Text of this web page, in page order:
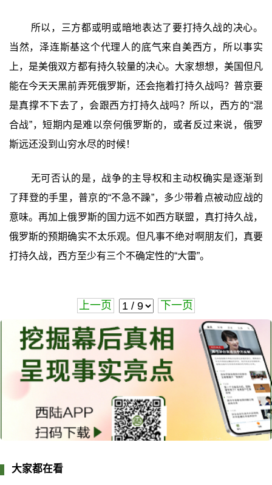
所以，三方都或明或暗地表达了要打持久战的决心。
当然，泽连斯基这个代理人的底气来自美西方，所以事实
上，是美俄双方都有持久较量的决心。大家想想，美国但凡
能在今天天黑前弄死俄罗斯，还会拖着打持久战吗？普京要
是真撑不下去了，会跟西方打持久战吗？所以，西方的“混
合战”，短期内是难以奈何俄罗斯的，或者反过来说，俄罗
斯远还没到山穷水尽的时候！
无可否认的是，战争的主导权和主动权确实是逐渐到
了拜登的手里，普京的“不急不躁”，多少带着点被动应战的
意味。再加上俄罗斯的国力远不如西方联盟，真打持久战，
俄罗斯的预期确实不太乐观。但凡事不绝对啊朋友们，真要
打持久战，西方至少有三个不确定性的“大雷”。
上一页 下一页
大家都在看